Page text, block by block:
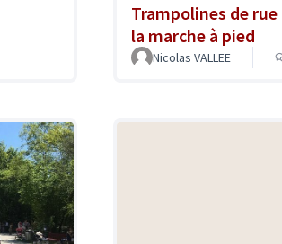
Trampolines de
la marche à pied
Nicolas VALLEE